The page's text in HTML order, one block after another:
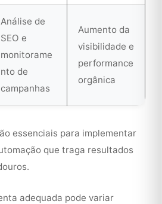
Análise de
SEO e
monitorame
nto de
campanhas
Aumento da
visibilidade e
performance
orgânica
essenciais para implementar
que traga resultados
adequada pode variar